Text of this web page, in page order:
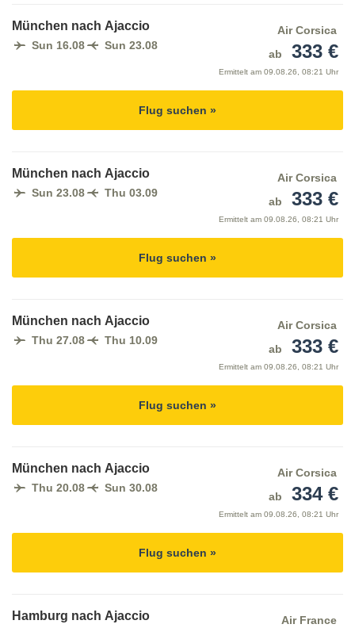
München nach Ajaccio
Sun 16.08 Sun 23.08
Air Corsica
ab
333 €
Ermittelt am 09.08.26, 08:21 Uhr
Flug suchen »
München nach Ajaccio
Sun 23.08 Thu 03.09
Air Corsica
ab
333 €
Ermittelt am 09.08.26, 08:21 Uhr
Flug suchen »
München nach Ajaccio
Thu 27.08 Thu 10.09
Air Corsica
ab
333 €
Ermittelt am 09.08.26, 08:21 Uhr
Flug suchen »
München nach Ajaccio
Thu 20.08 Sun 30.08
Air Corsica
ab
334 €
Ermittelt am 09.08.26, 08:21 Uhr
Flug suchen »
Hamburg nach Ajaccio
Air France